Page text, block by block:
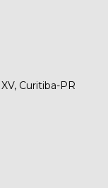
Curitiba-PR